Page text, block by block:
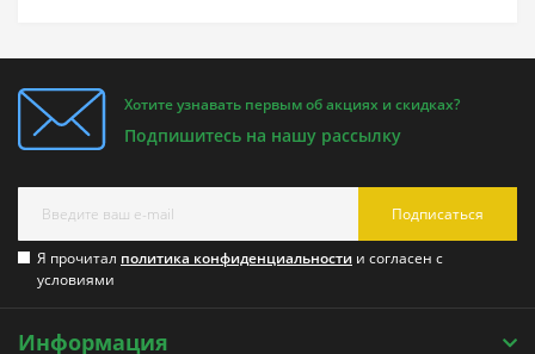
Хотите узнавать первым об акциях и скидках?
Подпишитесь на нашу рассылку
Подписаться
Я прочитал политика конфиденциальности и согласен с
условиями
Информация